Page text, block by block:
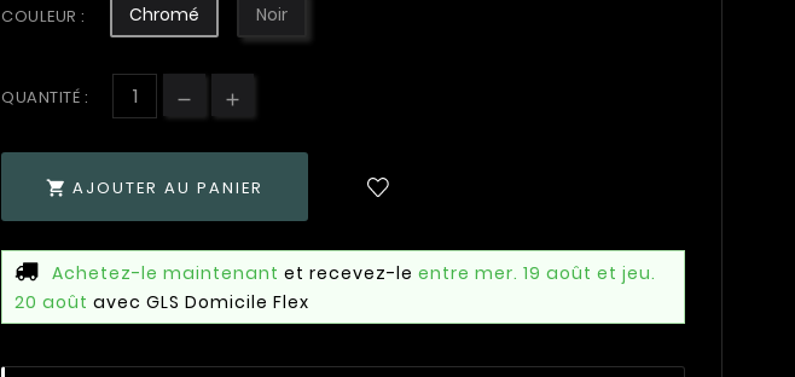
COULEUR : Chromé Noir
QUANTITÉ :
 AJOUTER AU PANIER
Achetez-le maintenant et recevez-le entre mer. 19 août et jeu.
20 août avec GLS Domicile Flex